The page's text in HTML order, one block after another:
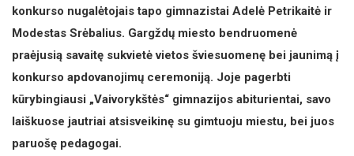
konkurso nugalėtojais tapo gimnazistai Adelė Petrikaitė ir
Modestas Srėbalius. Gargždų miesto bendruomenė
praėjusią savaitę sukvietė vietos šviesuomenę bei jaunimą į
konkurso apdovanojimų ceremoniją. Joje pagerbti
kūrybingiausi „Vaivorykštės“ gimnazijos abiturientai, savo
laiškuose jautriai atsisveikinę su gimtuoju miestu, bei juos
paruošę pedagogai.